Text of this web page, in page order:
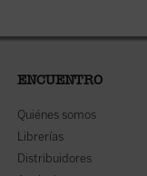
ENCUENTRO
Quiénes somos
Librerías
Distribuidores